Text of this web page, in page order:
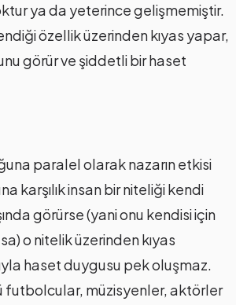
ya da yeterince gelişmemiştir.
özellik üzerinden kıyas yapar,
görür ve şiddetli bir haset
paralel olarak nazarın etkisi
karşılık insan bir niteliği kendi
görürse (yani onu kendisi için
o nitelik üzerinden kıyas
haset duygusu pek oluşmaz.
futbolcular, müzisyenler, aktörler